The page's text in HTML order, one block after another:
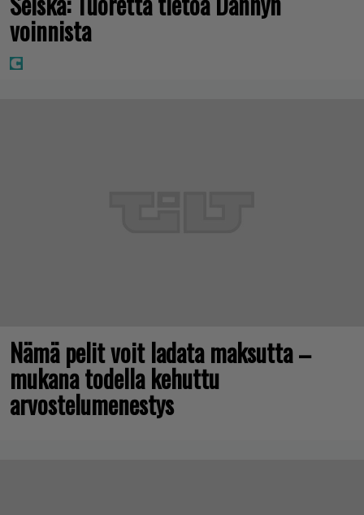
voinnista
Nämä pelit voit ladata maksutta –
mukana todella kehuttu
arvostelumenestys